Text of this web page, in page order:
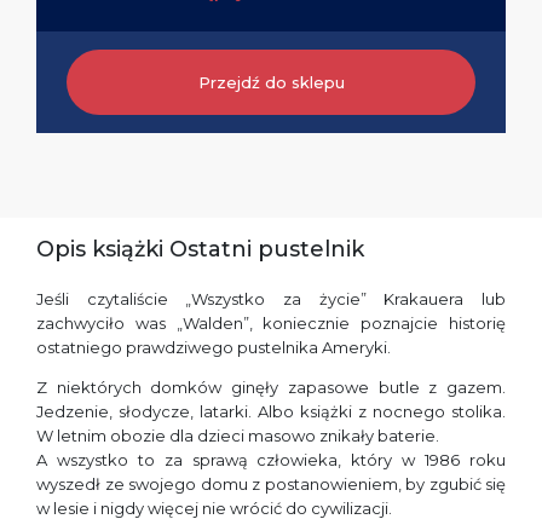
Przejdź do sklepu
Opis książki Ostatni pustelnik
Jeśli czytaliście „Wszystko za życie” Krakauera lub
zachwyciło was „Walden”, koniecznie poznajcie historię
ostatniego prawdziwego pustelnika Ameryki.
Z niektórych domków ginęły zapasowe butle z gazem.
Jedzenie, słodycze, latarki. Albo książki z nocnego stolika.
W letnim obozie dla dzieci masowo znikały baterie.
A wszystko to za sprawą człowieka, który w 1986 roku
wyszedł ze swojego domu z postanowieniem, by zgubić się
w lesie i nigdy więcej nie wrócić do cywilizacji.